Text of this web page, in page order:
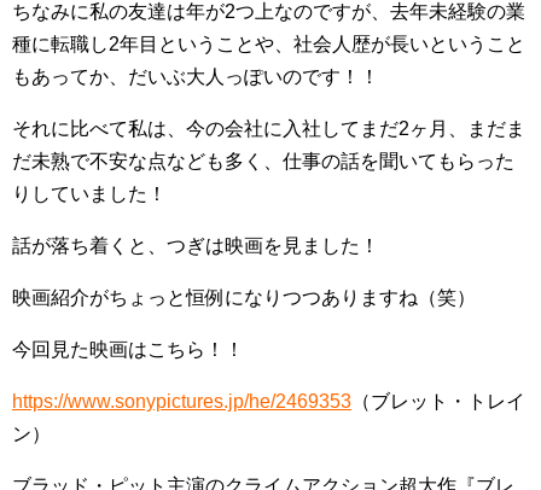
ちなみに私の友達は年が2つ上なのですが、去年未経験の業
種に転職し2年目ということや、社会人歴が長いということ
もあってか、だいぶ大人っぽいのです！！
それに比べて私は、今の会社に入社してまだ2ヶ月、まだま
だ未熟で不安な点なども多く、仕事の話を聞いてもらった
りしていました！
話が落ち着くと、つぎは映画を見ました！
映画紹介がちょっと恒例になりつつありますね（笑）
今回見た映画はこちら！！
https://www.sonypictures.jp/he/2469353 （ブレット・トレイ
ン）